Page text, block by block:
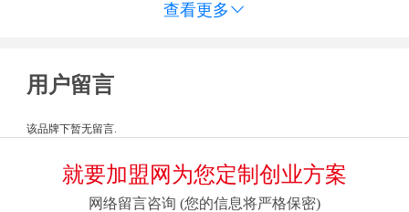
查看更多 
用户留言
该品牌下暂无留言.
就要加盟网为您定制创业方案
网络留言咨询 (您的信息将严格保密)